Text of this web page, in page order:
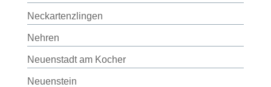
Neckartenzlingen
Nehren
Neuenstadt am Kocher
Neuenstein